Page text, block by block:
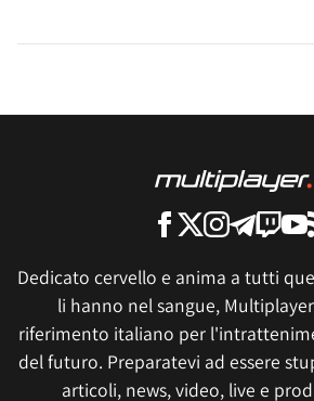
Dedicato cervello e anima a tutti
li hanno nel sangue,
riferimento italiano per
del futuro. Preparatevi ad essere
articoli, news, video, live e